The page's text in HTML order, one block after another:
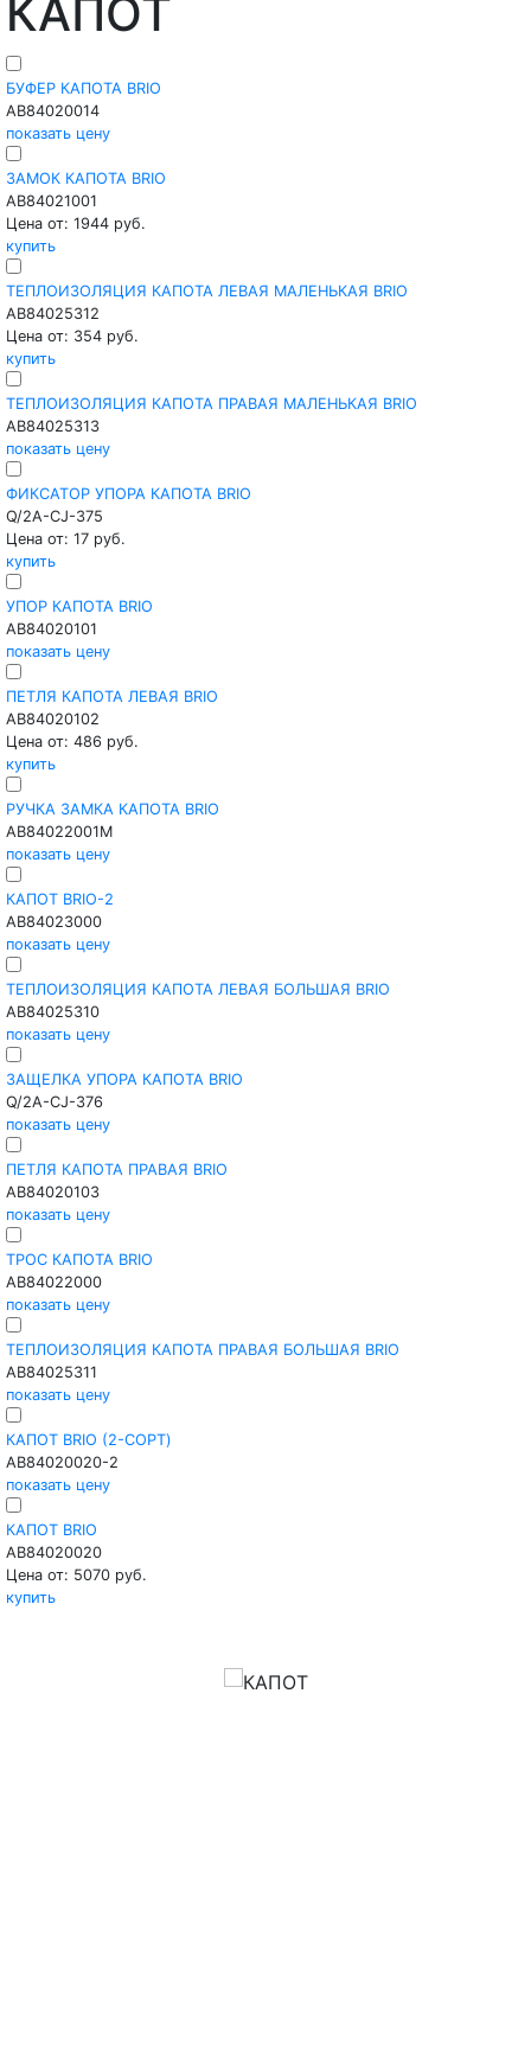
КАПОТ
БУФЕР КАПОТА BRIO
AB84020014
показать цену
ЗАМОК КАПОТА BRIO
AB84021001
Цена от: 1944 руб.
купить
ТЕПЛОИЗОЛЯЦИЯ КАПОТА ЛЕВАЯ МАЛЕНЬКАЯ BRIO
AB84025312
Цена от: 354 руб.
купить
ТЕПЛОИЗОЛЯЦИЯ КАПОТА ПРАВАЯ МАЛЕНЬКАЯ BRIO
AB84025313
показать цену
ФИКСАТОР УПОРА КАПОТА BRIO
Q/2A-CJ-375
Цена от: 17 руб.
купить
УПОР КАПОТА BRIO
AB84020101
показать цену
ПЕТЛЯ КАПОТА ЛЕВАЯ BRIO
AB84020102
Цена от: 486 руб.
купить
РУЧКА ЗАМКА КАПОТА BRIO
AB84022001M
показать цену
КАПОТ BRIO-2
AB84023000
показать цену
ТЕПЛОИЗОЛЯЦИЯ КАПОТА ЛЕВАЯ БОЛЬШАЯ BRIO
AB84025310
показать цену
ЗАЩЕЛКА УПОРА КАПОТА BRIO
Q/2A-CJ-376
показать цену
ПЕТЛЯ КАПОТА ПРАВАЯ BRIO
AB84020103
показать цену
ТРОС КАПОТА BRIO
AB84022000
показать цену
ТЕПЛОИЗОЛЯЦИЯ КАПОТА ПРАВАЯ БОЛЬШАЯ BRIO
AB84025311
показать цену
КАПОТ BRIO (2-CОРТ)
AB84020020-2
показать цену
КАПОТ BRIO
AB84020020
Цена от: 5070 руб.
купить